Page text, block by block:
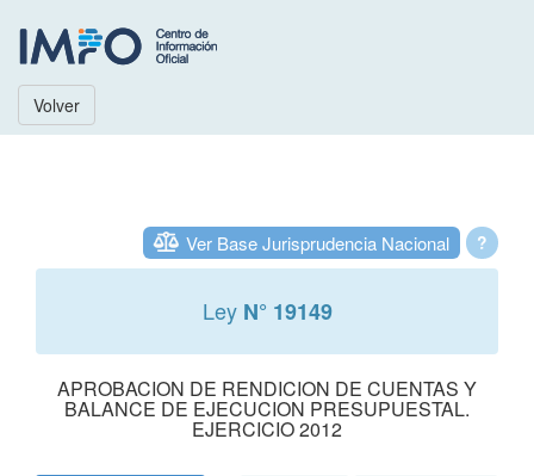
Volver
?
Ver Base Jurisprudencia Nacional
Ley N° 19149
APROBACION DE RENDICION DE CUENTAS Y
BALANCE DE EJECUCION PRESUPUESTAL.
EJERCICIO 2012